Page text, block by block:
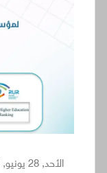
الأحد, 28 يونيو, 2026